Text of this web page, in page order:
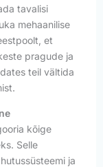
tavalisi
mehaanilise
et
pragude ja
teil vältida
kõige
Selle
ja